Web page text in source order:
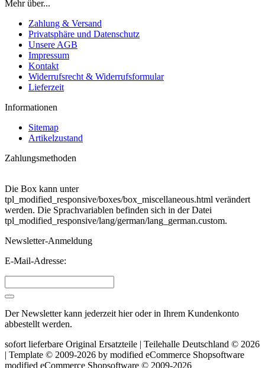
Mehr über...
Zahlung & Versand
Privatsphäre und Datenschutz
Unsere AGB
Impressum
Kontakt
Widerrufsrecht & Widerrufsformular
Lieferzeit
Informationen
Sitemap
Artikelzustand
Zahlungsmethoden
Die Box kann unter
tpl_modified_responsive/boxes/box_miscellaneous.html verändert
werden. Die Sprachvariablen befinden sich in der Datei
tpl_modified_responsive/lang/german/lang_german.custom.
Newsletter-Anmeldung
E-Mail-Adresse:
Der Newsletter kann jederzeit hier oder in Ihrem Kundenkonto
abbestellt werden.
sofort lieferbare Original Ersatzteile | Teilehalle Deutschland © 2026
| Template © 2009-2026 by modified eCommerce Shopsoftware
modified eCommerce Shopsoftware © 2009-2026